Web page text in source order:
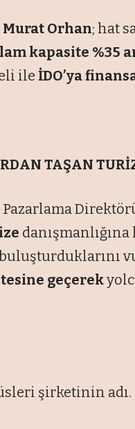
Murat Orhan; hat
kapasite %35
ileİDO’ya
TAŞAN
geçerek
şirketinin adı.